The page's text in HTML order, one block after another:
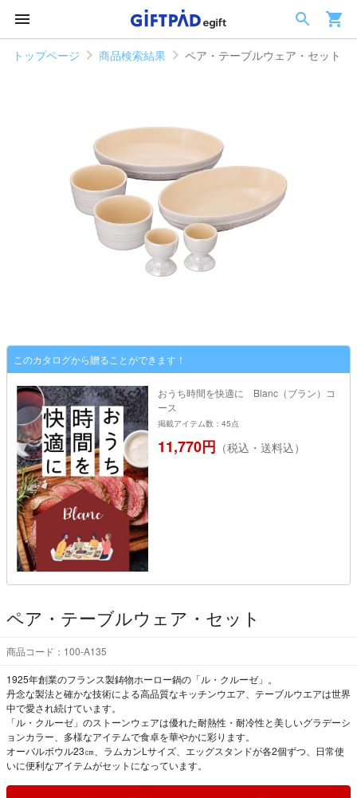
トップページ 商品検索結果 ペア・テーブルウェア・セット
このカタログから贈ることができます！
おうち時間を快適に Blanc（ブラン）コ
ース
掲載アイテム数：45点
11,770円 （税込・送料込）
ペア・テーブルウェア・セット
商品コード：100-A135
1925年創業のフランス製鋳物ホーロー鍋の「ル・クルーゼ」。
丹念な製法と確かな技術による高品質なキッチンウエア、テーブルウエアは世界
中で愛され続けています。
「ル・クルーゼ」のストーンウェアは優れた耐熱性・耐冷性と美しいグラデーシ
ョンカラー、多様なアイテムで食卓を華やかに彩ります。
オーバルボウル23㎝、ラムカンLサイズ、エッグスタンドが各2個ずつ、日常使
いに便利なアイテムがセットになっています。